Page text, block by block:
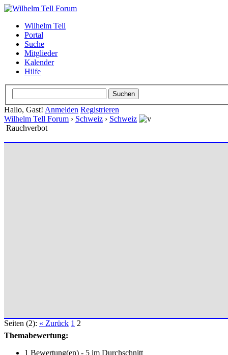
Wilhelm Tell
Portal
Suche
Mitglieder
Kalender
Hilfe
Hallo, Gast! Anmelden Registrieren
Wilhelm Tell Forum › Schweiz › Schweiz
Rauchverbot
Seiten (2): « Zurück 1 2
Themabewertung:
1 Bewertung(en) - 5 im Durchschnitt